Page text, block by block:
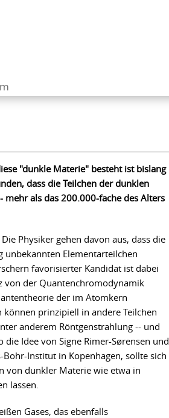
"dunkle Materie" besteht ist bislang
dass die Teilchen der dunklen
als das 200.000-fache des Alters
Physiker gehen davon aus, dass die
unbekannten Elementarteilchen
favorisierter Kandidat ist dabei
von der Quantenchromodynamik
der im Atomkern
prinzipiell in andere Teilchen
anderem Röntgenstrahlung -- und
die Idee von Signe Rimer-Sørensen und
Institut in Kopenhagen, sollte sich
von dunkler Materie wie etwa in
lassen.
Gases, das ebenfalls